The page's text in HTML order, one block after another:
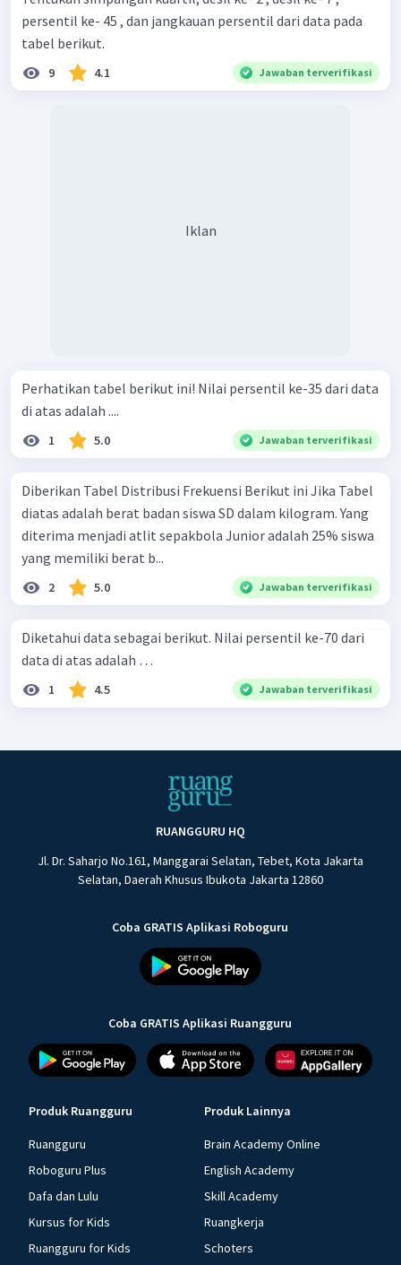
persentil ke- 45 , dan jangkauan persentil dari data pada
tabel berikut.
9 4.1 Jawaban terverifikasi
Iklan
Perhatikan tabel berikut ini! Nilai persentil ke-35 dari data
di atas adalah ....
1 5.0 Jawaban terverifikasi
Diberikan Tabel Distribusi Frekuensi Berikut ini Jika Tabel
diatas adalah berat badan siswa SD dalam kilogram. Yang
diterima menjadi atlit sepakbola Junior adalah 25% siswa
yang memiliki berat b...
2 5.0 Jawaban terverifikasi
Diketahui data sebagai berikut. Nilai persentil ke-70 dari
data di atas adalah …
1 4.5 Jawaban terverifikasi
RUANGGURU HQ
Jl. Dr. Saharjo No.161, Manggarai Selatan, Tebet, Kota Jakarta
Selatan, Daerah Khusus Ibukota Jakarta 12860
Coba GRATIS Aplikasi Roboguru
Coba GRATIS Aplikasi Ruangguru
Produk Ruangguru
Ruangguru
Roboguru Plus
Dafa dan Lulu
Kursus for Kids
Ruangguru for Kids
Produk Lainnya
Brain Academy Online
English Academy
Skill Academy
Ruangkerja
Schoters